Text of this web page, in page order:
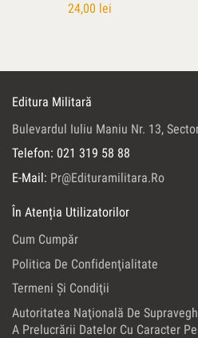
24,00 lei
Editura Militară
Bulevardul Iuliu Maniu Nr. 13,
Telefon: 021 319 58 88
E-Mail: Pr@edituramilitara.ro
În Atenția Utilizatorilor
Cum Cumpăr
Politica De Confidenţialitate
Termeni Şi Condiţii
Autoritatea Naţională De
A Prelucrării Datelor Cu Caracter